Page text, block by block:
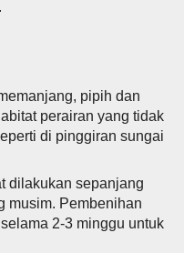
pipih dan
perairan yang tidak
di pinggiran sungai
dilakukan sepanjang
musim. Pembenihan
2-3 minggu untuk